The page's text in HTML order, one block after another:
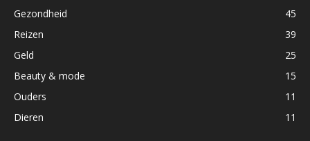
Gezondheid
45
Reizen
39
Geld
25
Beauty & mode
15
Ouders
11
Dieren
11